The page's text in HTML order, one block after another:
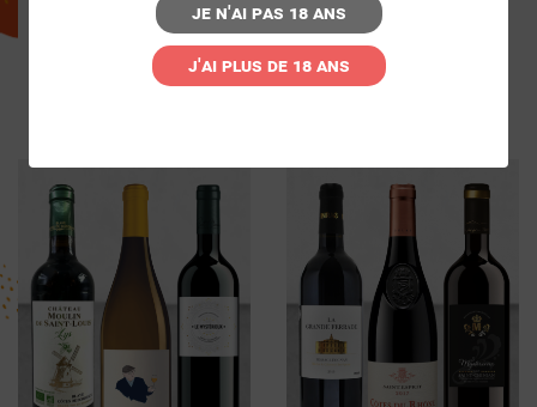
Je n'ai pas 18 ans
J'ai plus de 18 ans
COFFRET 3 VINS BIO
44,90€
COFFRET 3 VINS DE LA
VALLÉE DU RHÔNE
43,99€